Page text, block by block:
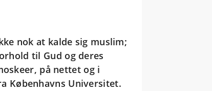
nok at kalde sig muslim;
til Gud og deres
på nettet og i
Københavns Universitet.